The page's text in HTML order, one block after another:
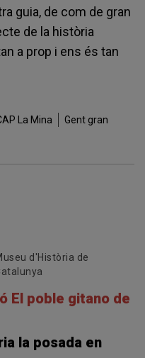
guia, de com de gran
de la història
a prop i ens és tan
La Mina
Gent gran
d'Història de
El poble gitano de
la posada en